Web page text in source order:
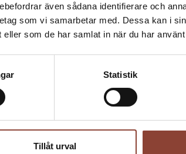
även sådana identifierare och
som vi samarbetar med. Dessa kan i
som de har samlat in när du har
Statistik
Tillåt urval